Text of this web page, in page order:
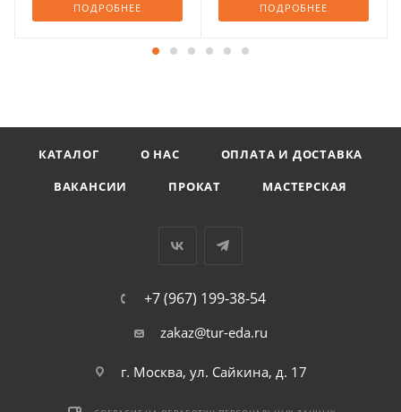
ПОДРОБНЕЕ ПОДРОБНЕЕ
КАТАЛОГ О НАС
ОПЛАТА И ДОСТАВКА
ВАКАНСИИ
ПРОКАТ МАСТЕРСКАЯ
+7 (967) 199-38-54
zakaz@tur-eda.ru
г. Москва, ул. Сайкина, д. 17